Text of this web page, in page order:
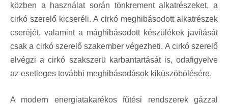
közben a használat során tönkrement alkatrészeket, a
cirkó szerelő kicseréli. A cirkó meghibásodott alkatrészek
cseréjét, valamint a mághibásodott készülékek javítását
csak a cirkó szerelő szakember végezheti. A cirkó szerelő
elvégzi a cirkó szakszerü karbantartását is, odafigyelve
az esetleges további meghibásodások kiküszöbölésére.
A modern energiatakarékos fűtési rendszerek gázzal